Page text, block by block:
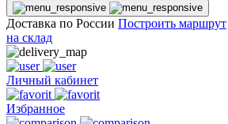
Доставка по России Построить маршрут
на склад
Личный кабинет
Избранное